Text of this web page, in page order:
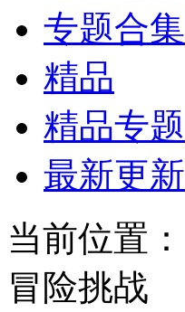
专题合集
精品
精品专题
最新更新
当前位置：
冒险挑战